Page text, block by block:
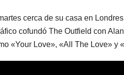
cerca de su casa en
cofundó The Outfield con
«Your Love», «All The Love» y